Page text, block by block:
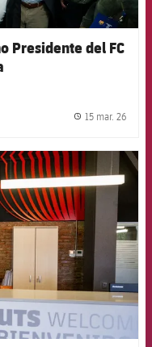
Presidente del FC
15 mar. 26
badge